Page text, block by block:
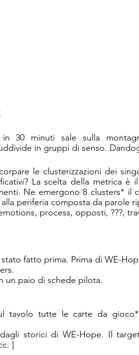
30 minuti sale sulla
in gruppi di senso.
le clusterizzazioni dei
La scelta della metrica è
Ne emergono 8 clusters* il
periferia composta da parole
process, opposti, ???,
fatto prima. Prima di WE-
un paio di schede pilota.
tavolo tutte le carte da
storici di WE-Hope. Il
]